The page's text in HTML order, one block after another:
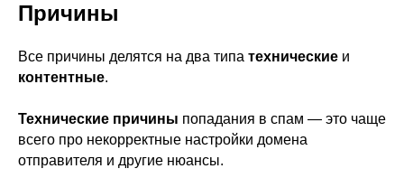
Причины
Все причины делятся на два типа технические и
контентные.
Технические причины попадания в спам — это чаще
всего про некорректные настройки домена
отправителя и другие нюансы.